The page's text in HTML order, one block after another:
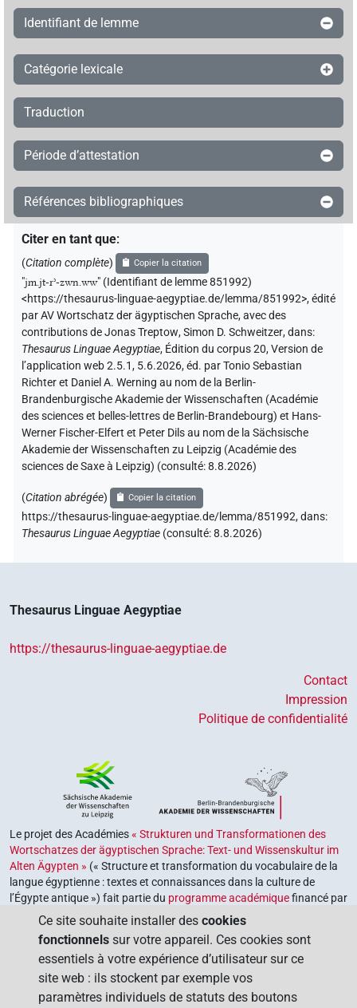
Identifiant de lemme
Catégorie lexicale
Traduction
Période d’attestation
Références bibliographiques
Citer en tant que:
(Citation complète) Copier la citation
"jm.jt-rʾ-zwn.ww" (Identifiant de lemme 851992)
<https://thesaurus-linguae-aegyptiae.de/lemma/851992>,édité
par AV Wortschatz der ägyptischen Sprache,avec des
contributions deJonas Treptow,Simon D. Schweitzer,dans:
Thesaurus Linguae Aegyptiae, Édition du corpus 20, Version de
l’application web 2.5.1, 5.6.2026, éd. par Tonio Sebastian
Richter et Daniel A. Werning au nom de la Berlin-
Brandenburgische Akademie der Wissenschaften (Académie
des sciences et belles-lettres de Berlin-Brandebourg) et Hans-
Werner Fischer-Elfert et Peter Dils au nom de la Sächsische
Akademie der Wissenschaften zu Leipzig (Académie des
sciences de Saxe à Leipzig) (consulté:8.8.2026)
(Citation abrégée) Copier la citation
https://thesaurus-linguae-aegyptiae.de/lemma/851992,dans:
Thesaurus Linguae Aegyptiae (consulté:8.8.2026)
Thesaurus Linguae Aegyptiae
https://thesaurus-linguae-aegyptiae.de
Contact
Impression
Politique de confidentialité
Le projet des Académies« Strukturen und Transformationen des
Wortschatzes der ägyptischen Sprache: Text- und Wissenskultur im
Alten Ägypten » (« Structure et transformation du vocabulaire de la
langue égyptienne : textes et connaissances dans la culture de
l’Égypte antique ») fait partie du programme académiquefinancé par
le gouvernement fédéral et les gouvernements des Länder de la
retrouver et explorer notre héritage culturel. Le programme est
coordonné par l’Union des académies allemandes des sciences et
des lettres .
Ce site souhaite installer des cookies
fonctionnels sur votre appareil. Ces cookies sont
essentiels à votre expérience d’utilisateur sur ce
site web : ils stockent par exemple vos
paramètres individuels de statuts des boutons